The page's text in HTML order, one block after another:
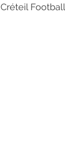
Football